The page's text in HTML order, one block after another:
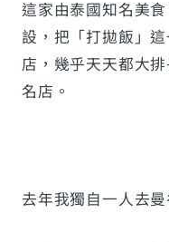
這家由泰國知名美
設，把「打拋飯」
店，幾乎天天都大
名店。
去年我獨自一人去